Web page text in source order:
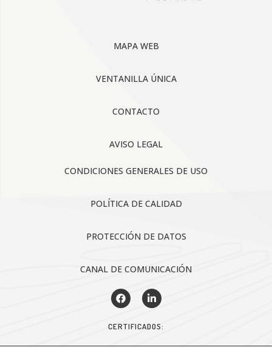
MAPA WEB
VENTANILLA ÚNICA
CONTACTO
AVISO LEGAL
CONDICIONES GENERALES DE USO
POLÍTICA DE CALIDAD
PROTECCIÓN DE DATOS
CANAL DE COMUNICACIÓN
CERTIFICADOS: